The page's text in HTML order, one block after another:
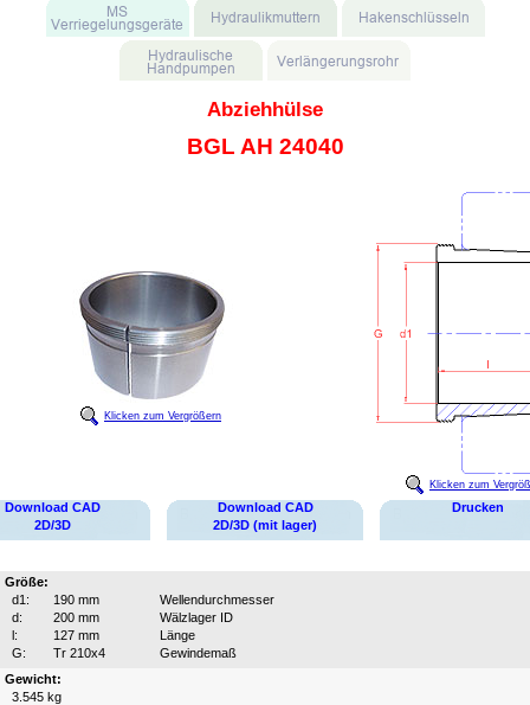
Abziehhülse
BGL AH 24040
Klicken zum Vergrößern
Klicken zum
Download CAD
2D/3D
Download CAD
2D/3D (mit lager)
Drucken
Größe:
d1:
190 mm
Wellendurchmesser
d:
200 mm
Wälzlager ID
l:
127 mm
Länge
G:
Tr 210x4
Gewindemaß
Gewicht:
3.545 kg